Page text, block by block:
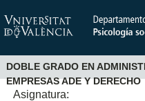
DOBLE GRADO EN
EMPRESAS ADE Y DERECHO
Asignatura: